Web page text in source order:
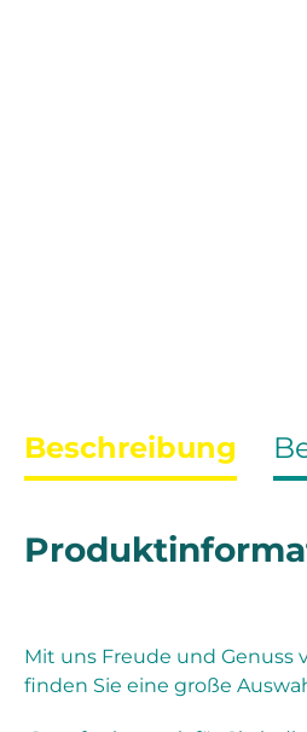
Beschreibung
Mit uns Freude und Genuss
finden Sie eine große